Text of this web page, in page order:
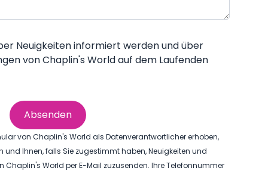
Neuigkeiten informiert werden und über
von Chaplin's World auf dem Laufenden
Absenden
von Chaplin's World als Datenverantwortlicher erhoben,
und Ihnen, falls Sie zugestimmt haben, Neuigkeiten und
Chaplin's World per E-Mail zuzusenden. Ihre Telefonnummer